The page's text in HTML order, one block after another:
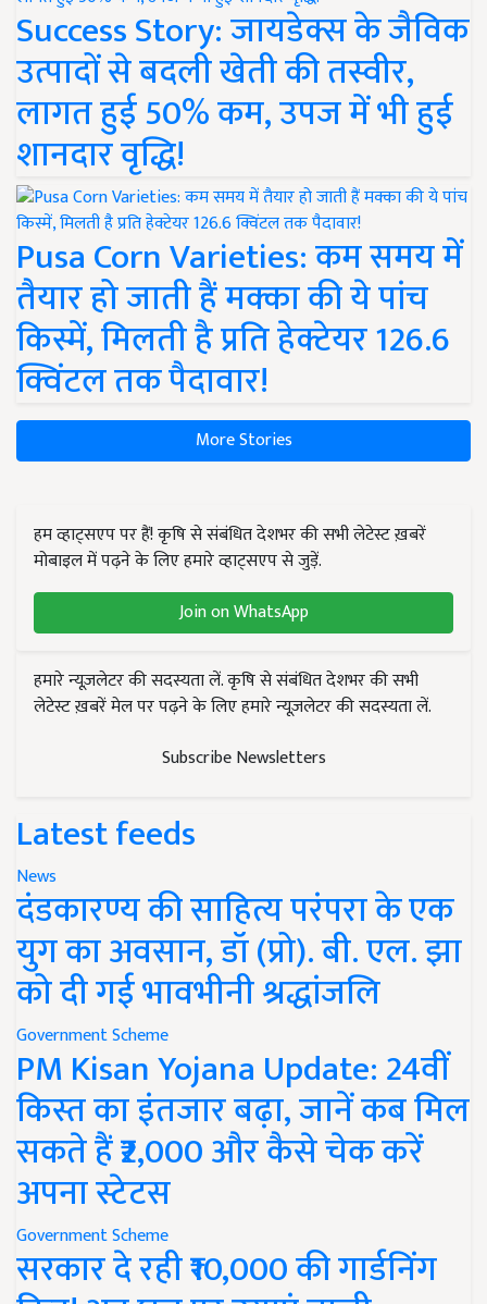
Success Story: जायडेक्स के जैविक
उत्पादों से बदली खेती की तस्वीर,
लागत हुई 50% कम, उपज में भी हुई
शानदार वृद्धि!
Pusa Corn Varieties: कम समय में
तैयार हो जाती हैं मक्का की ये पांच
किस्में, मिलती है प्रति हेक्टेयर 126.6
क्विंटल तक पैदावार!
More Stories
हम व्हाट्सएप पर हैं! कृषि से संबंधित देशभर की सभी लेटेस्ट ख़बरें
मोबाइल में पढ़ने के लिए हमारे व्हाट्सएप से जुड़ें.
Join on WhatsApp
हमारे न्यूज़लेटर की सदस्यता लें. कृषि से संबंधित देशभर की सभी
लेटेस्ट ख़बरें मेल पर पढ़ने के लिए हमारे न्यूज़लेटर की सदस्यता लें.
Subscribe Newsletters
Latest feeds
News
दंडकारण्य की साहित्य परंपरा के एक
युग का अवसान, डॉ (प्रो). बी. एल. झा
को दी गई भावभीनी श्रद्धांजलि
Government Scheme
PM Kisan Yojana Update: 24वीं
किस्त का इंतजार बढ़ा, जानें कब मिल
सकते हैं ₹2,000 और कैसे चेक करें
अपना स्टेटस
Government Scheme
सरकार दे रही ₹10,000 की गार्डनिंग